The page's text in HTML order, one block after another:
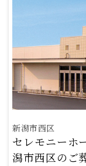
新潟市西区
セレモニーホ
潟市西区のご